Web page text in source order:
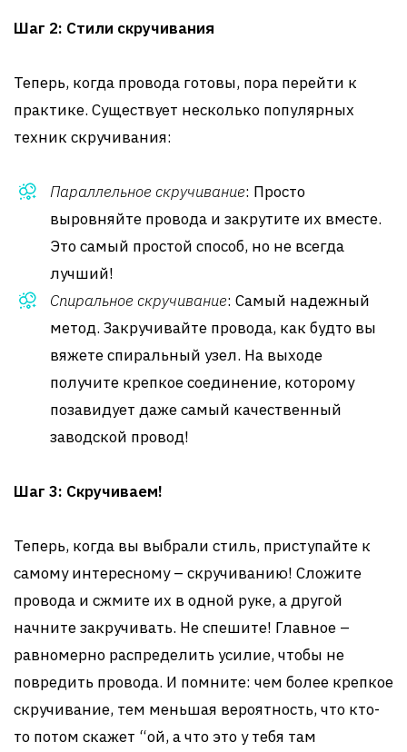
Шаг 2: Стили скручивания
Теперь, когда провода готовы, пора перейти к
практике. Существует несколько популярных
техник скручивания:
Параллельное скручивание: Просто
выровняйте провода и закрутите их вместе.
Это самый простой способ, но не всегда
лучший!
Спиральное скручивание: Самый надежный
метод. Закручивайте провода, как будто вы
вяжете спиральный узел. На выходе
получите крепкое соединение, которому
позавидует даже самый качественный
заводской провод!
Шаг 3: Скручиваем!
Теперь, когда вы выбрали стиль, приступайте к
самому интересному – скручиванию! Сложите
провода и сжмите их в одной руке, а другой
начните закручивать. Не спешите! Главное –
равномерно распределить усилие, чтобы не
повредить провода. И помните: чем более крепкое
скручивание, тем меньшая вероятность, что кто-
то потом скажет “ой, а что это у тебя там